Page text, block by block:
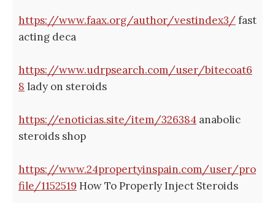
https://www.faax.org/author/vestindex3/fast
acting deca
https://www.udrpsearch.com/user/bitecoat6
8 lady on steroids
https://enoticias.site/item/326384 anabolic
steroids shop
https://www.24propertyinspain.com/user/pro
file/1152519 How To Properly Inject Steroids